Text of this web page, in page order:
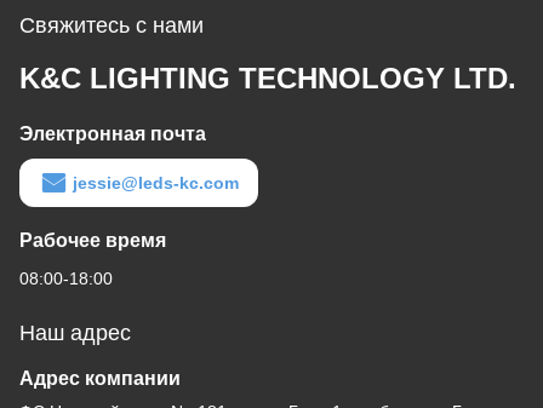
Свяжитесь с нами
K&C LIGHTING TECHNOLOGY LTD.
Электронная почта
jessie@leds-kc.com
Рабочее время
08:00-18:00
Наш адрес
Адрес компании